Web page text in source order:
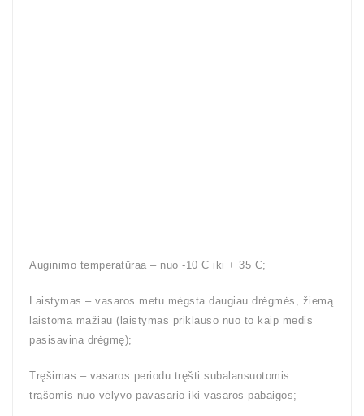
Auginimo temperatūraa – nuo -10 C iki + 35 C;
Laistymas – vasaros metu mėgsta daugiau drėgmės, žiemą
laistoma mažiau (laistymas priklauso nuo to kaip medis
pasisavina drėgmę);
Tręšimas – vasaros periodu tręšti subalansuotomis
trąšomis nuo vėlyvo pavasario iki vasaros pabaigos;